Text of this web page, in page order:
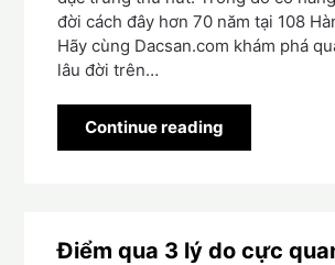
đời cách đây hơn 70 năm tại 108
Hãy cùng Dacsan.com khám phá
lâu đời trên…
Continue reading
Điểm qua 3 lý do cực